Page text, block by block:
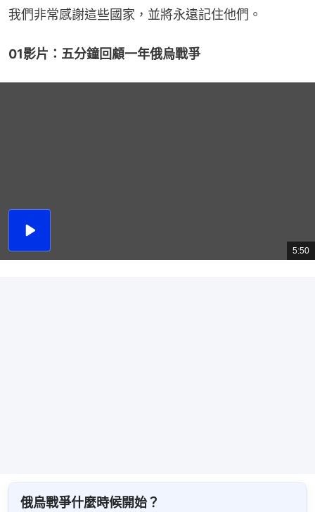
我們非常感謝這些國家，並將永遠記住他們。
01影片：五分鐘回顧一年俄烏戰爭
播
總
共
5:50
俄烏戰爭什麼時候開始？